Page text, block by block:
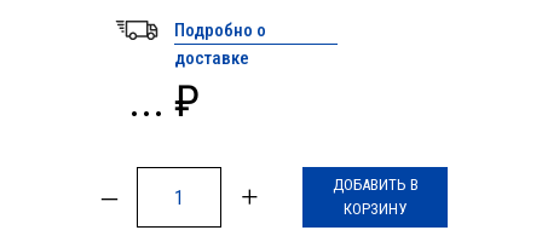
... ₽
– +
ДОБАВИТЬ В
КОРЗИНУ
Подробно о
доставке